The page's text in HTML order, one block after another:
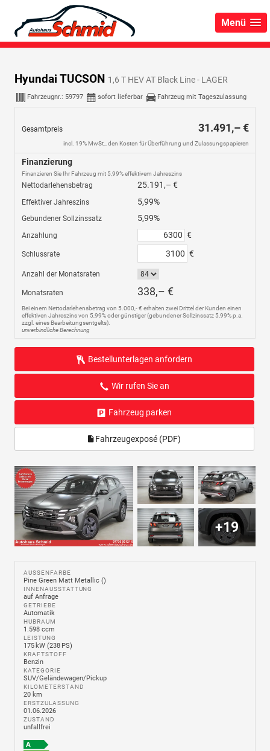
Menü
Hyundai TUCSON 1,6 T HEV AT Black Line - LAGER
Fahrzeugnr.: 59797 sofort lieferbar Fahrzeug mit Tageszulassung
Gesamtpreis 31.491,– €
incl. 19% MwSt., den Kosten für Überführung und Zulassungspapieren
Finanzierung
Finanzieren Sie Ihr Fahrzeug mit 5,99% effektivem Jahreszins
Nettodarlehensbetrag 25.191,– €
Effektiver Jahreszins 5,99%
Gebundener Sollzinssatz 5,99%
Anzahlung €
Schlussrate €
Anzahl der Monatsraten
Monatsraten 338,– €
Bei einem Nettodarlehensbetrag von 5.000,- € erhalten zwei Drittel der Kunden einen
effektiven Jahreszins von 5,99% oder günstiger (gebundener Sollzinssatz 5,99% p.a.
zzgl. eines Bearbeitungsentgelts).
unverbindliche Berechnung
Bestellunterlagen anfordern
Wir rufen Sie an
Fahrzeug parken
Fahrzeugexposé (PDF)
+19
AUSSENFARBE
Pine Green Matt Metallic ()
INNENAUSSTATTUNG
auf Anfrage
GETRIEBE
Automatik
HUBRAUM
1.598 ccm
LEISTUNG
175 kW (238 PS)
KRAFTSTOFF
Benzin
KATEGORIE
SUV/Geländewagen/Pickup
KILOMETERSTAND
20 km
ERSTZULASSUNG
01.06.2026
ZUSTAND
unfallfrei